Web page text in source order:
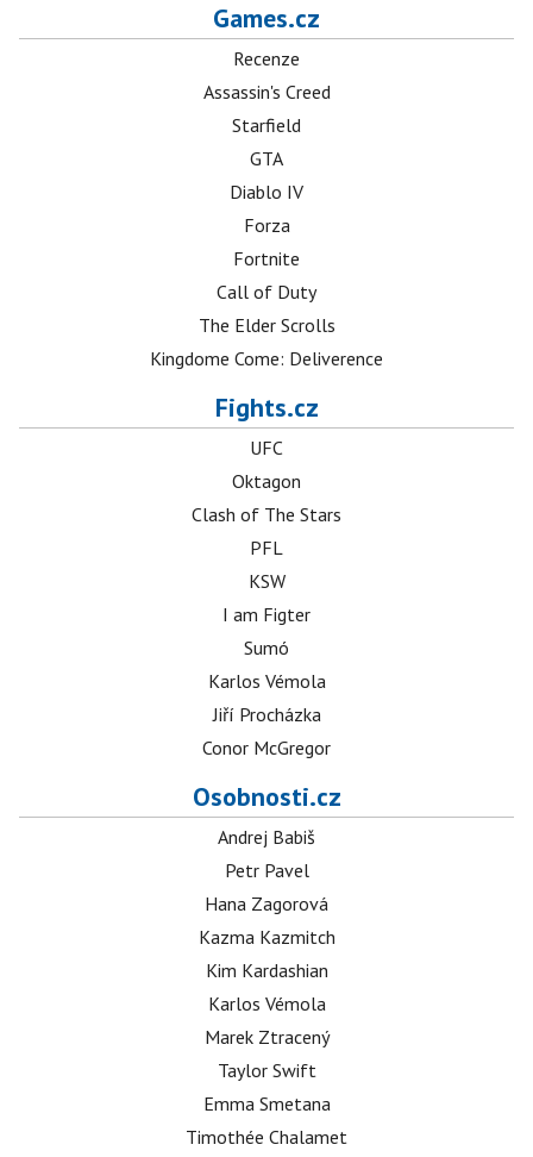
Games.cz
Recenze
Assassin's Creed
Starfield
GTA
Diablo IV
Forza
Fortnite
Call of Duty
The Elder Scrolls
Kingdome Come: Deliverence
Fights.cz
UFC
Oktagon
Clash of The Stars
PFL
KSW
I am Figter
Sumó
Karlos Vémola
Jiří Procházka
Conor McGregor
Osobnosti.cz
Andrej Babiš
Petr Pavel
Hana Zagorová
Kazma Kazmitch
Kim Kardashian
Karlos Vémola
Marek Ztracený
Taylor Swift
Emma Smetana
Timothée Chalamet